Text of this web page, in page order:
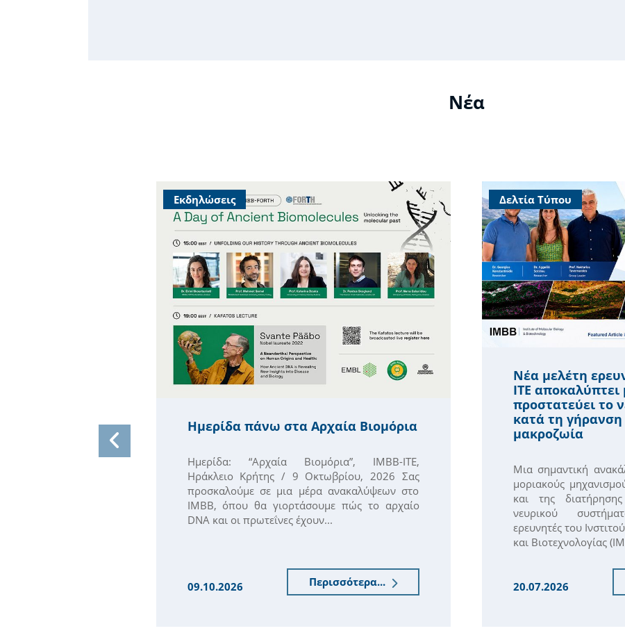
Νέα
Εκδηλώσεις
Ημερίδα πάνω στα Αρχαία Βιομόρια
Ημερίδα: “Αρχαία Βιομόρια”, IMBB-ITE,
Ηράκλειο Κρήτης / 9 Οκτωβρίου, 2026 Σας
προσκαλούμε σε μια μέρα ανακαλύψεων στο
ΙΜΒΒ, όπου θα γιορτάσουμε πώς το αρχαίο
DNA και οι πρωτεΐνες έχουν...
09.10.2026 Περισσότερα...
Δελτία Τύπου
Νέα μελέτη
ΙΤΕ
προστατεύει το
κατά τη γήρανση
μακροζωία
Μια σημαντική
μοριακούς
και της
νευρικού
ερευνητές του
και Βιοτεχνολογίας
20.07.2026